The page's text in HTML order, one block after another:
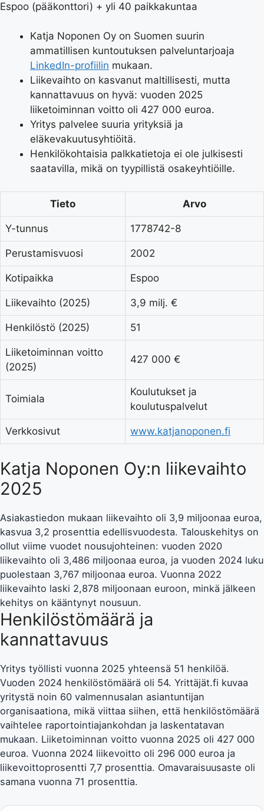
Espoo (pääkonttori) + yli 40 paikkakuntaa
Katja Noponen Oy on Suomen suurin
ammatillisen kuntoutuksen palveluntarjoaja
LinkedIn-profiilin mukaan.
Liikevaihto on kasvanut maltillisesti, mutta
kannattavuus on hyvä: vuoden 2025
liiketoiminnan voitto oli 427 000 euroa.
Yritys palvelee suuria yrityksiä ja
eläkevakuutusyhtiöitä.
Henkilökohtaisia palkkatietoja ei ole julkisesti
saatavilla, mikä on tyypillistä osakeyhtiöille.
Tieto Arvo
Y-tunnus 1778742-8
Perustamisvuosi 2002
Kotipaikka Espoo
Liikevaihto (2025) 3,9 milj. €
Henkilöstö (2025) 51
Liiketoiminnan voitto
(2025)
427 000 €
Toimiala
Koulutukset ja
koulutuspalvelut
Verkkosivut www.katjanoponen.fi
Katja Noponen Oy:n liikevaihto
2025
Asiakastiedon mukaan liikevaihto oli 3,9 miljoonaa euroa,
kasvua 3,2 prosenttia edellisvuodesta. Talouskehitys on
ollut viime vuodet nousujohteinen: vuoden 2020
liikevaihto oli 3,486 miljoonaa euroa, ja vuoden 2024 luku
puolestaan 3,767 miljoonaa euroa. Vuonna 2022
liikevaihto laski 2,878 miljoonaan euroon, minkä jälkeen
kehitys on kääntynyt nousuun.
Henkilöstömäärä ja
kannattavuus
Yritys työllisti vuonna 2025 yhteensä 51 henkilöä.
Vuoden 2024 henkilöstömäärä oli 54. Yrittäjät.fi kuvaa
yritystä noin 60 valmennusalan asiantuntijan
organisaationa, mikä viittaa siihen, että henkilöstömäärä
vaihtelee raportointiajankohdan ja laskentatavan
mukaan. Liiketoiminnan voitto vuonna 2025 oli 427 000
euroa. Vuonna 2024 liikevoitto oli 296 000 euroa ja
liikevoittoprosentti 7,7 prosenttia. Omavaraisuusaste oli
samana vuonna 71 prosenttia.